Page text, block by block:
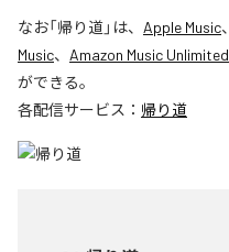
なお「帰り道」は、 Apple Music、
Music、 Amazon Music Unlimited
ができる。
各配信サービス： 帰り道